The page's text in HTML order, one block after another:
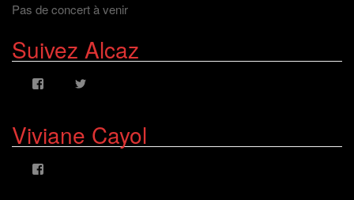
Pas de concert à venir
Suivez Alcaz
AlcazFR
sur
Voir
alcazfr
sur
Viviane Cayol